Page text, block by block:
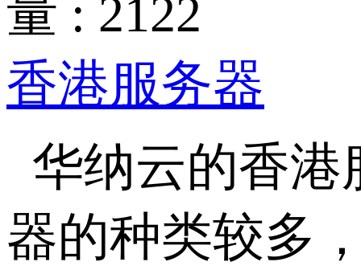
量 : 2122
香港服务器
华纳云的香港
器的种类较多